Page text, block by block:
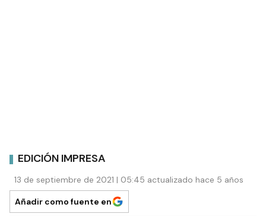
EDICIÓN IMPRESA
13 de septiembre de 2021 | 05:45 actualizado hace 5 años
Añadir como fuente en